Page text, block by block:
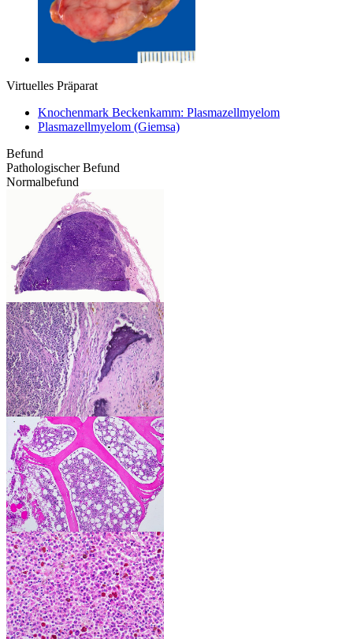
Virtuelles Präparat
Knochenmark Beckenkamm: Plasmazellmyelom
Plasmazellmyelom (Giemsa)
Befund
Pathologischer Befund
Normalbefund